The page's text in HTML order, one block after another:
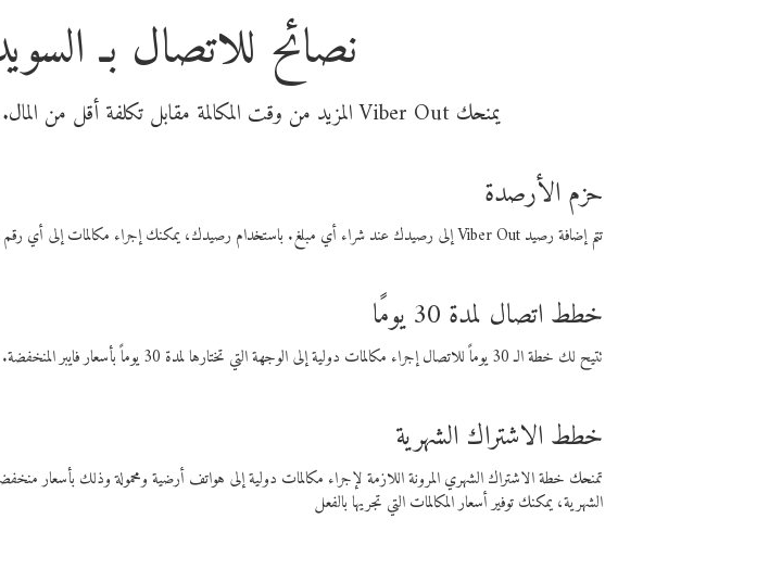
نصائح للاتصال بـ
يمنحك Viber Out المزيد من وقت المكالمة مقابل تكلفة أقل من المال. اختر من أحد خيارات الاتصال المرنة ذات السعر المنخفض:
حزم الأرصدة
تتم إضافة رصيد Viber Out إلى رصيدك عند شراء أي مبلغ. باستخدام رصيدك، يمكنك إجراء مكالمات إلى أي رقم في العالم بأسعار فايبر المنخفضة.
خطط اتصال لمدة 30 يومًا
تتيح لك خطة الـ 30 يوماً للاتصال إجراء مكالمات دولية إلى الوجهة التي تختارها لمدة 30 يوماً بأسعار فايبر المنخفضة.
خطط الاشتراك الشهرية
تمنحك خطة الاشتراك الشهري المرونة اللازمة لإجراء مكالمات دولية إلى هواتف أرضية ومحمولة وذلك
الشهرية، يمكنك توفير أسعار المكالمات التي تجريها بالفعل